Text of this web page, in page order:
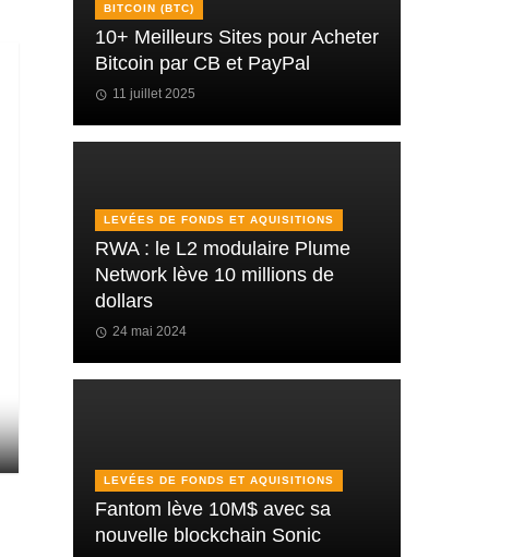
BITCOIN (BTC)
10+ Meilleurs Sites pour Acheter
Bitcoin par CB et PayPal
11 juillet 2025
LEVÉES DE FONDS ET AQUISITIONS
RWA : le L2 modulaire Plume
Network lève 10 millions de
dollars
24 mai 2024
LEVÉES DE FONDS ET AQUISITIONS
Fantom lève 10M$ avec sa
nouvelle blockchain Sonic